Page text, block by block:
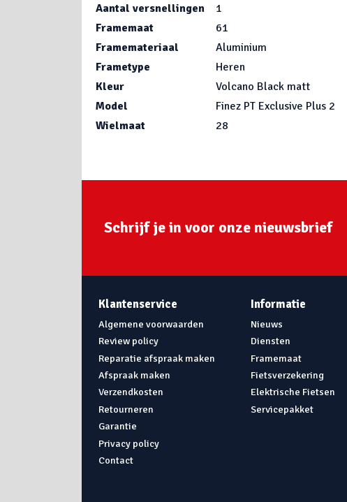
Aantal versnellingen
1
Framemaat
61
Framemateriaal
Aluminium
Frametype
Heren
Kleur
Volcano Black matt
Model
Finez PT Exclusive Plus 2
Wielmaat
28
Schrijf je in voor onze nieuwsbrief
Klantenservice
Algemene voorwaarden
Review policy
Reparatie afspraak maken
Afspraak maken
Verzendkosten
Retourneren
Garantie
Privacy policy
Contact
Informatie
Nieuws
Diensten
Framemaat
Fietsverzekering
Elektrische Fietsen
Servicepakket